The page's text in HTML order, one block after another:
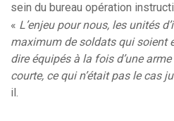
sein du bureau opération
« L’enjeu pour nous, les unités
maximum de soldats qui soient
dire équipés à la fois d’une
courte, ce qui n’était pas le cas
il.